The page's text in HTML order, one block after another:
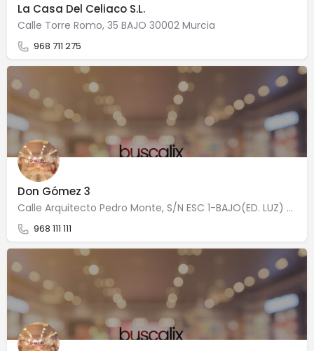
La Casa Del Celiaco S.L.
Calle Torre Romo, 35 BAJO 30002 Murcia
968 711 275
Don Gómez 3
Calle Arquitecto Pedro Monte, S/N ESC 1-BAJO(ED. LUZ) 30007 Murcia
968 111 111